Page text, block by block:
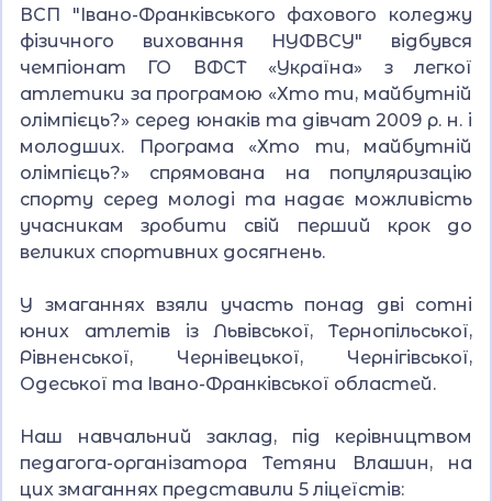
ВСП "Івано-Франківського фахового коледжу
фізичного виховання НУФВСУ" відбувся
чемпіонат ГО ВФСТ «Україна» з легкої
атлетики за програмою «Хто ти, майбутній
олімпієць?» серед юнаків та дівчат 2009 р. н. і
молодших. Програма «Хто ти, майбутній
олімпієць?» спрямована на популяризацію
спорту серед молоді та надає можливість
учасникам зробити свій перший крок до
великих спортивних досягнень.
У змаганнях взяли участь понад дві сотні
юних атлетів із Львівської, Тернопільської,
Рівненської, Чернівецької, Чернігівської,
Одеської та Івано-Франківської областей.
Наш навчальний заклад, під керівництвом
педагога-організатора Тетяни Влашин, на
цих змаганнях представили 5 ліцеїстів: